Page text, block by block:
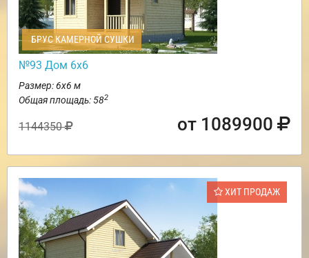
БРУС КАМЕРНОЙ СУШКИ
№93 Дом 6х6
Размер: 6х6 м
Общая площадь: 582
1144350 от 1089900
ХИТ ПРОДАЖ